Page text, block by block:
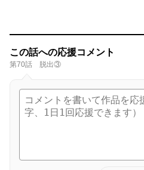
この話への応援コメント
第70話 脱出③